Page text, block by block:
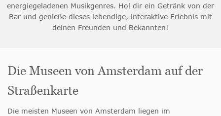
energiegeladenen Musikgenres. Hol dir ein Getränk von der
Bar und genieße dieses lebendige, interaktive Erlebnis mit
deinen Freunden und Bekannten!
Die Museen von Amsterdam auf der
Straßenkarte
Die meisten Museen von Amsterdam liegen im